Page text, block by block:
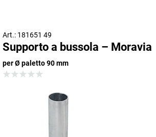
Art.: 181651 49
Supporto a bussola – Moravia
per Ø paletto 90 mm